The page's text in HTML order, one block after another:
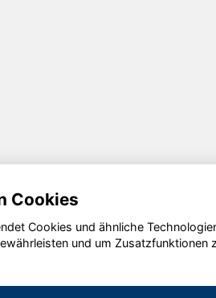
Cookies
Cookies und ähnliche
und um Zusatzfunktionen